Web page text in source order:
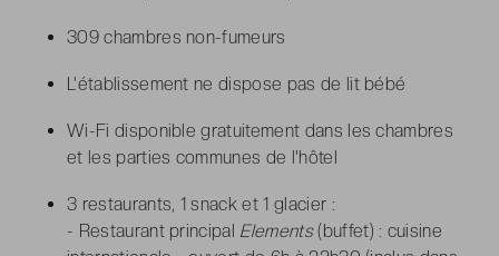
309 chambres non-fumeurs
L'établissement ne dispose pas de lit bébé
Wi-Fi disponible gratuitement dans les chambres
et les parties communes de l'hôtel
3 restaurants, 1 snack et 1 glacier :
- Restaurant principal Elements(buffet) : cuisine